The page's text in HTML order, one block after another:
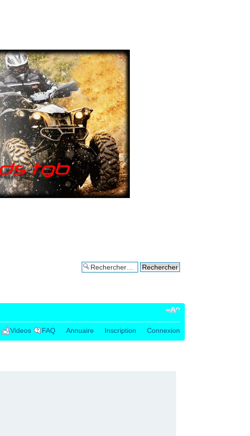
Videos FAQ Annuaire Inscription Connexion